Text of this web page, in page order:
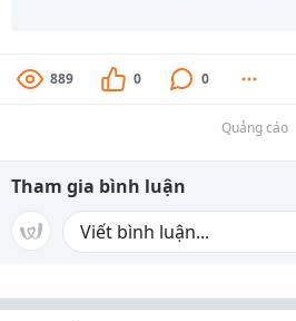
889 0 0
Quảng cáo
Tham gia bình luận